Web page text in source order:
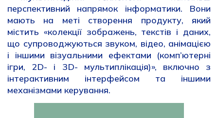
перспективний напрямок інформатики. Вони
мають на меті створення продукту, який
містить «колекції зображень, текстів і даних,
що супроводжуються звуком, відео, анімацією
і іншими візуальними ефектами (комп’ютерні
ігри, 2D- і 3D- мультиплікація)», включно з
інтерактивним інтерфейсом та іншими
механізмами керування.